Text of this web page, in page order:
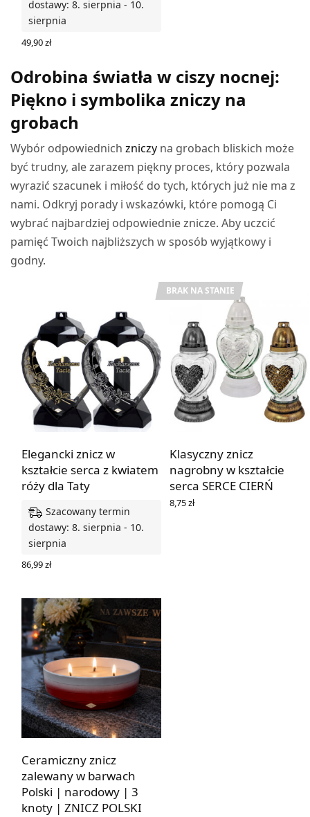
dostawy: 8. sierpnia - 10.
sierpnia
49,90zł
Odrobina światła w ciszy nocnej:
Piękno i symbolika zniczy na
grobach
Wybór odpowiednichzniczy na grobach bliskich może
być trudny, ale zarazem piękny proces, który pozwala
wyrazić szacunek i miłość do tych, których już nie ma z
nami. Odkryj porady i wskazówki, które pomogą Ci
wybrać najbardziej odpowiednie znicze. Aby uczcić
pamięć Twoich najbliższych w sposób wyjątkowy i
godny.
Elegancki znicz w
kształcie serca z kwiatem
róży dla Taty
Szacowany termin
dostawy: 8. sierpnia - 10.
sierpnia
86,99zł
BRAK NA STANIE
Klasyczny znicz
nagrobny w kształcie
serca SERCE CIERŃ
8,75zł
Ceramiczny znicz
zalewany w barwach
Polski | narodowy | 3
knoty | ZNICZ POLSKI